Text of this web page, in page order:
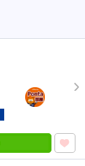
ポンタ
部屋